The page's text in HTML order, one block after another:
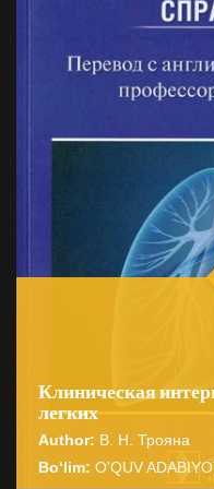
Клиническая
легких
Author: В. Н. Трояна
Bo‘lim: O'QUV